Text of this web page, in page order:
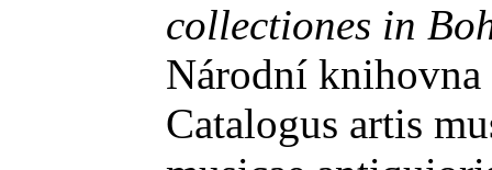
collectiones in
Národní knihovna
Catalogus artis